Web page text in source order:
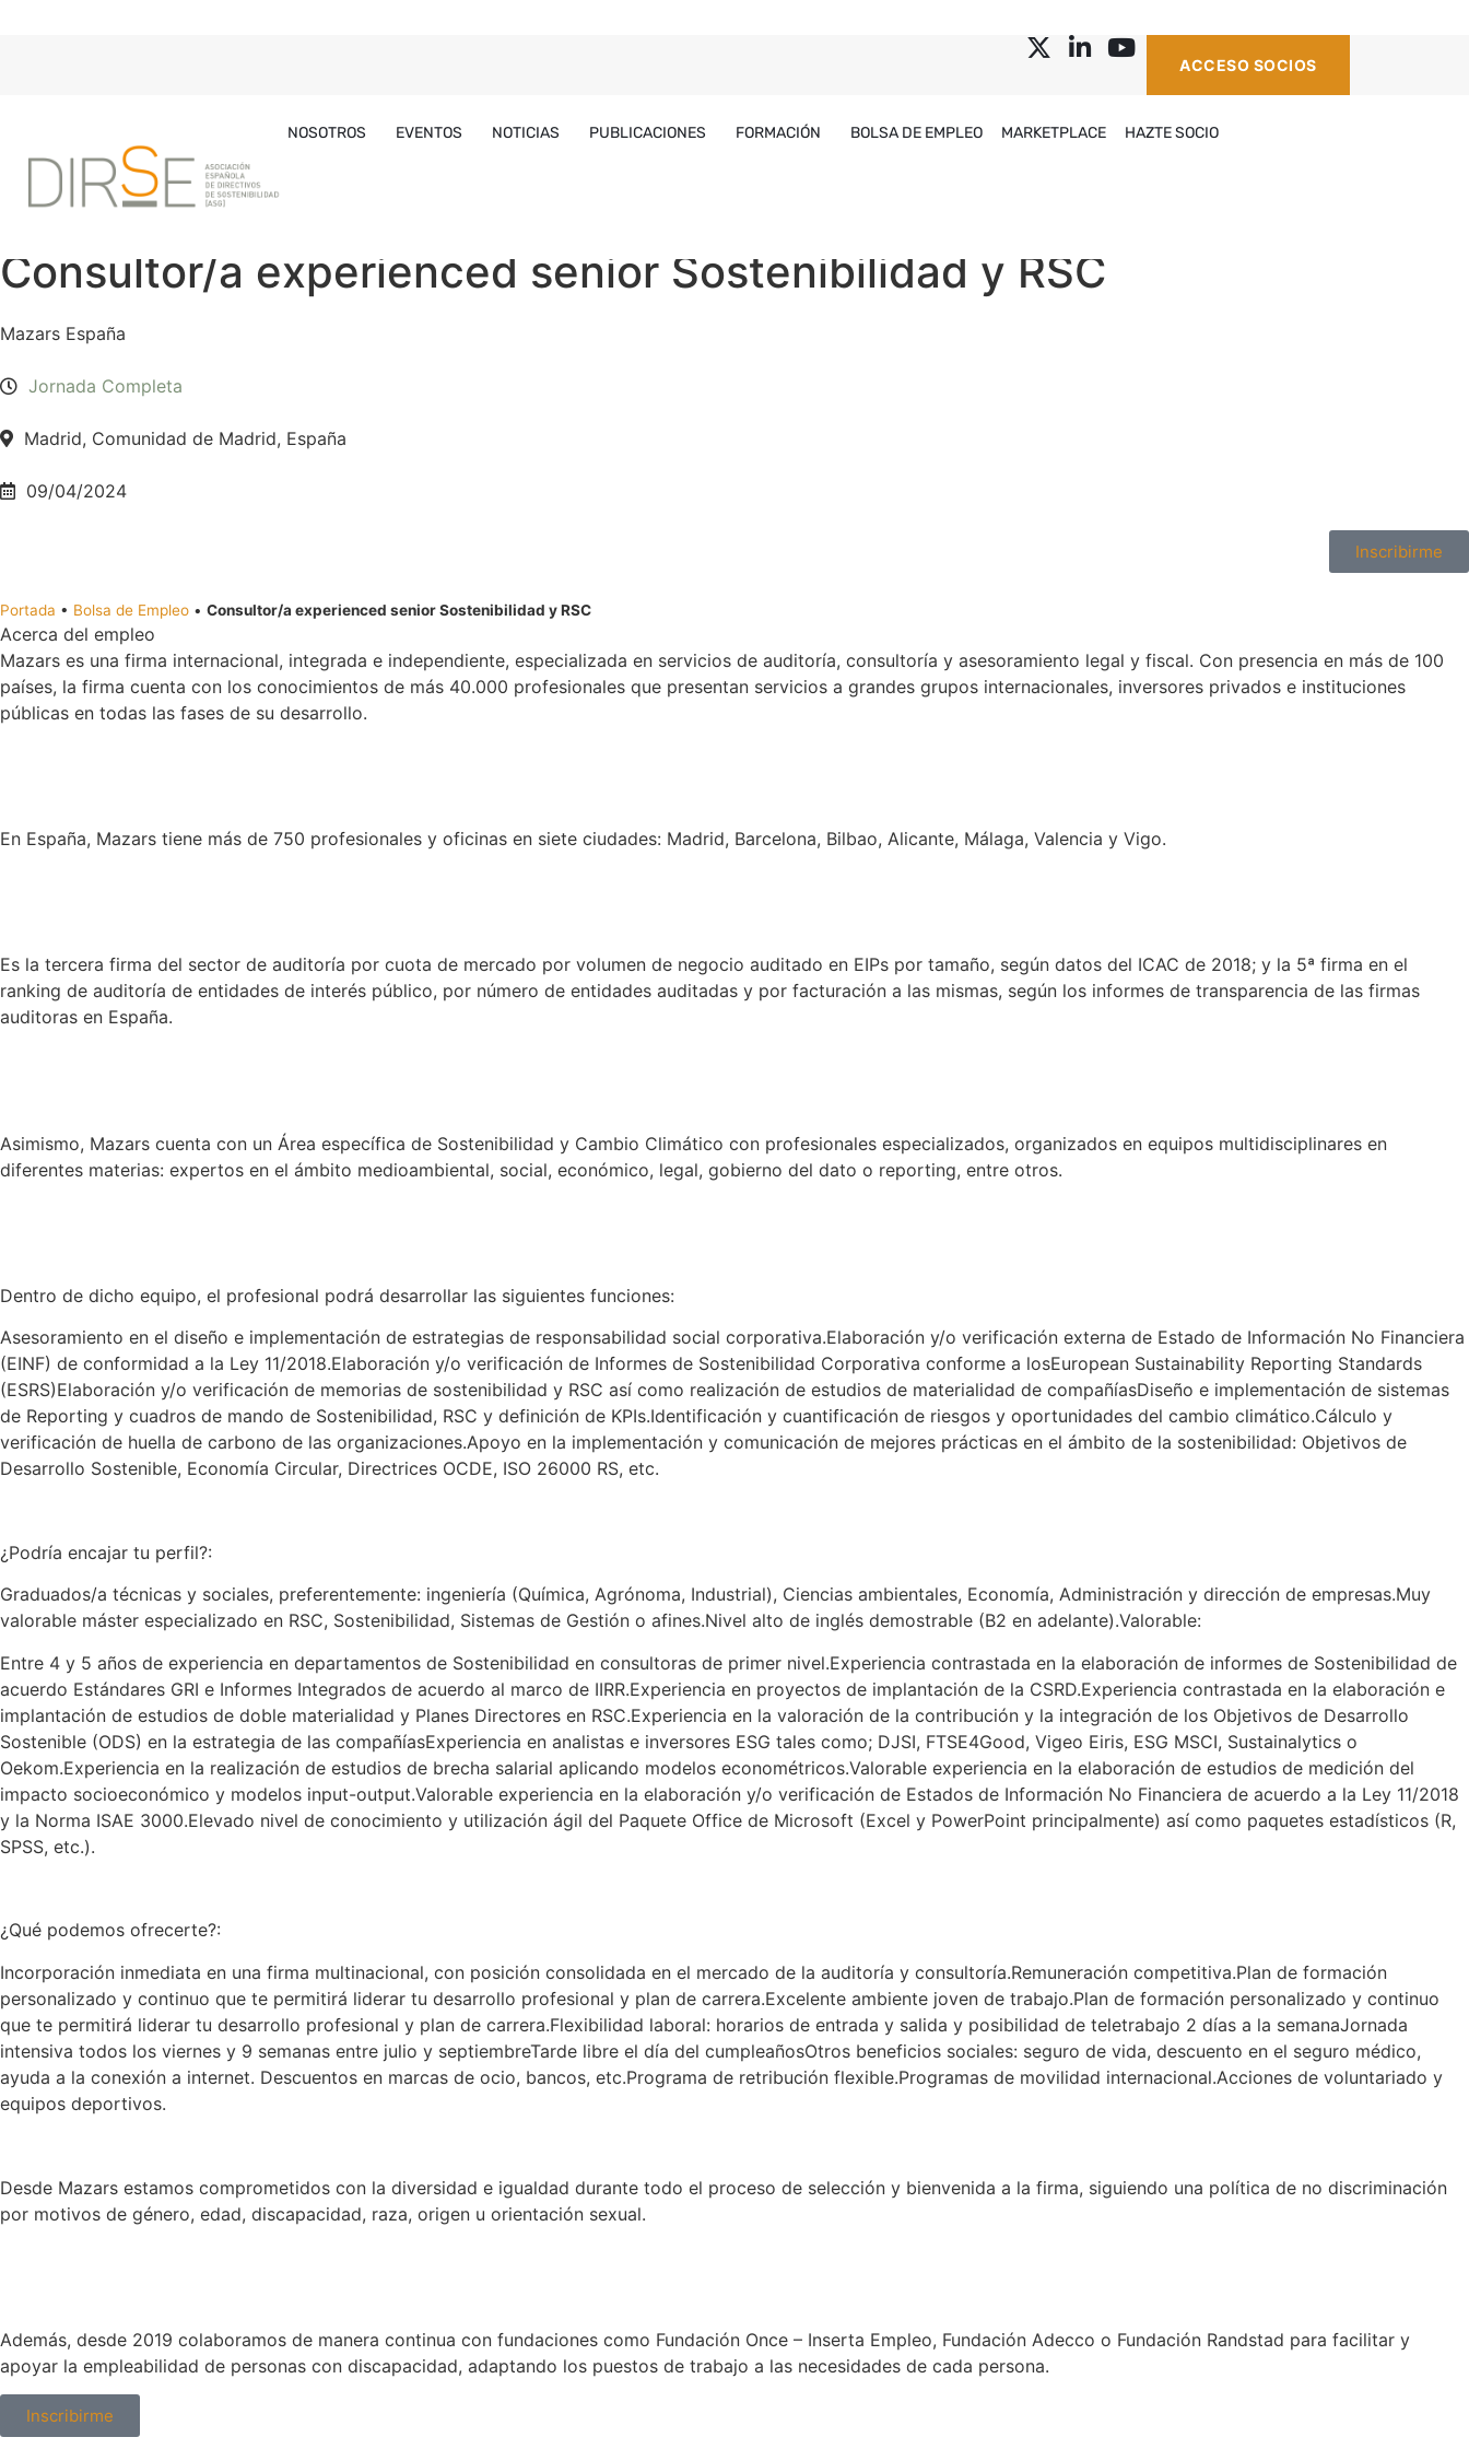
ACCESO SOCIOS
NOSOTROS EVENTOS NOTICIAS PUBLICACIONES FORMACIÓN BOLSA DE EMPLEO MARKETPLACE HAZTE SOCIO
Consultor/a experienced senior Sostenibilidad y RSC
Mazars España
Jornada Completa
Madrid, Comunidad de Madrid, España
09/04/2024
Inscribirme
Portada • Bolsa de Empleo • Consultor/a experienced senior Sostenibilidad y RSC
Acerca del empleo
Mazars es una firma internacional, integrada e independiente, especializada en servicios de auditoría, consultoría y asesoramiento legal y fiscal. Con presencia en más de 100
países, la firma cuenta con los conocimientos de más 40.000 profesionales que presentan servicios a grandes grupos internacionales, inversores privados e instituciones
públicas en todas las fases de su desarrollo.
En España, Mazars tiene más de 750 profesionales y oficinas en siete ciudades: Madrid, Barcelona, Bilbao, Alicante, Málaga, Valencia y Vigo.
Es la tercera firma del sector de auditoría por cuota de mercado por volumen de negocio auditado en EIPs por tamaño, según datos del ICAC de 2018; y la 5ª firma en el
ranking de auditoría de entidades de interés público, por número de entidades auditadas y por facturación a las mismas, según los informes de transparencia de las firmas
auditoras en España.
Asimismo, Mazars cuenta con un Área específica de Sostenibilidad y Cambio Climático con profesionales especializados, organizados en equipos multidisciplinares en
diferentes materias: expertos en el ámbito medioambiental, social, económico, legal, gobierno del dato o reporting, entre otros.
Dentro de dicho equipo, el profesional podrá desarrollar las siguientes funciones:
Asesoramiento en el diseño e implementación de estrategias de responsabilidad social corporativa.Elaboración y/o verificación externa de Estado de Información No Financiera
(EINF) de conformidad a la Ley 11/2018.Elaboración y/o verificación de Informes de Sostenibilidad Corporativa conforme a losEuropean Sustainability Reporting Standards
(ESRS)Elaboración y/o verificación de memorias de sostenibilidad y RSC así como realización de estudios de materialidad de compañíasDiseño e implementación de sistemas
de Reporting y cuadros de mando de Sostenibilidad, RSC y definición de KPIs.Identificación y cuantificación de riesgos y oportunidades del cambio climático.Cálculo y
verificación de huella de carbono de las organizaciones.Apoyo en la implementación y comunicación de mejores prácticas en el ámbito de la sostenibilidad: Objetivos de
Desarrollo Sostenible, Economía Circular, Directrices OCDE, ISO 26000 RS, etc.
¿Podría encajar tu perfil?:
Graduados/a técnicas y sociales, preferentemente: ingeniería (Química, Agrónoma, Industrial), Ciencias ambientales, Economía, Administración y dirección de empresas.Muy
valorable máster especializado en RSC, Sostenibilidad, Sistemas de Gestión o afines.Nivel alto de inglés demostrable (B2 en adelante).Valorable:
Entre 4 y 5 años de experiencia en departamentos de Sostenibilidad en consultoras de primer nivel.Experiencia contrastada en la elaboración de informes de Sostenibilidad de
acuerdo Estándares GRI e Informes Integrados de acuerdo al marco de IIRR.Experiencia en proyectos de implantación de la CSRD.Experiencia contrastada en la elaboración e
implantación de estudios de doble materialidad y Planes Directores en RSC.Experiencia en la valoración de la contribución y la integración de los Objetivos de Desarrollo
Sostenible (ODS) en la estrategia de las compañíasExperiencia en analistas e inversores ESG tales como; DJSI, FTSE4Good, Vigeo Eiris, ESG MSCI, Sustainalytics o
Oekom.Experiencia en la realización de estudios de brecha salarial aplicando modelos econométricos.Valorable experiencia en la elaboración de estudios de medición del
impacto socioeconómico y modelos input-output.Valorable experiencia en la elaboración y/o verificación de Estados de Información No Financiera de acuerdo a la Ley 11/2018
y la Norma ISAE 3000.Elevado nivel de conocimiento y utilización ágil del Paquete Office de Microsoft (Excel y PowerPoint principalmente) así como paquetes estadísticos (R,
SPSS, etc.).
¿Qué podemos ofrecerte?:
Incorporación inmediata en una firma multinacional, con posición consolidada en el mercado de la auditoría y consultoría.Remuneración competitiva.Plan de formación
personalizado y continuo que te permitirá liderar tu desarrollo profesional y plan de carrera.Excelente ambiente joven de trabajo.Plan de formación personalizado y continuo
que te permitirá liderar tu desarrollo profesional y plan de carrera.Flexibilidad laboral: horarios de entrada y salida y posibilidad de teletrabajo 2 días a la semanaJornada
intensiva todos los viernes y 9 semanas entre julio y septiembreTarde libre el día del cumpleañosOtros beneficios sociales: seguro de vida, descuento en el seguro médico,
ayuda a la conexión a internet. Descuentos en marcas de ocio, bancos, etc.Programa de retribución flexible.Programas de movilidad internacional.Acciones de voluntariado y
equipos deportivos.
Desde Mazars estamos comprometidos con la diversidad e igualdad durante todo el proceso de selección y bienvenida a la firma, siguiendo una política de no discriminación
por motivos de género, edad, discapacidad, raza, origen u orientación sexual.
Además, desde 2019 colaboramos de manera continua con fundaciones como Fundación Once – Inserta Empleo, Fundación Adecco o Fundación Randstad para facilitar y
apoyar la empleabilidad de personas con discapacidad, adaptando los puestos de trabajo a las necesidades de cada persona.
Inscribirme